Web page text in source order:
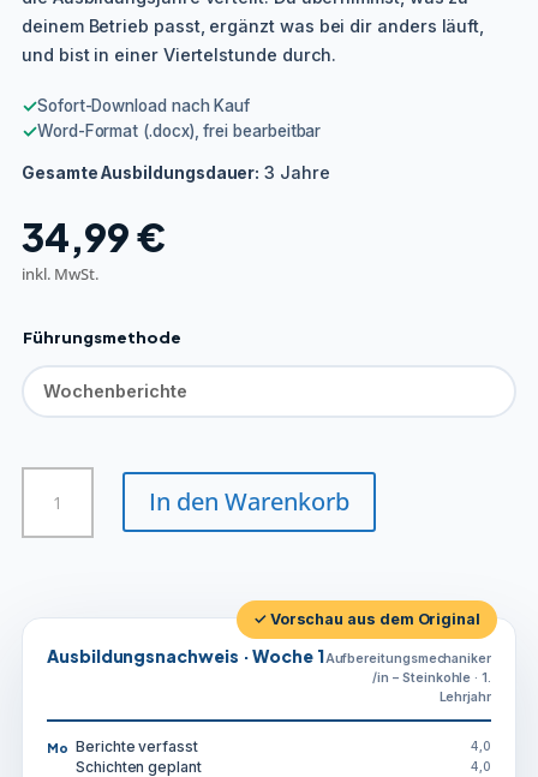
deinem Betrieb passt, ergänzt was bei dir anders läuft,
und bist in einer Viertelstunde durch.
✓Sofort-Download nach Kauf
✓Word-Format (.docx), frei bearbeitbar
Gesamte Ausbildungsdauer: 3 Jahre
34,99€
inkl. MwSt.
Führungsmethode
Aufbereitungsmechaniker/in
Steinkohle
In den Warenkorb
✓ Vorschau aus dem Original
Ausbildungsnachweis · Woche 1Aufbereitungsmechaniker
/in – Steinkohle · 1.
Lehrjahr
Mo Berichte verfasst 4,0
Schichten geplant 4,0